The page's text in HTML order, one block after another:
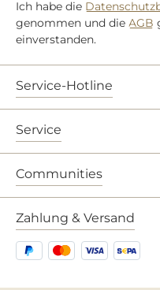
Ich habe die
genommen und die AGB
einverstanden.
Service-Hotline
Service
Communities
Zahlung & Versand